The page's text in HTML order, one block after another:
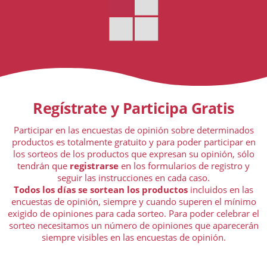
Regístrate y Participa Gratis
Participar en las encuestas de opinión sobre determinados
productos es totalmente gratuito y para poder participar en
los sorteos de los productos que expresan su opinión, sólo
tendrán que registrarse en los formularios de registro y
seguir las instrucciones en cada caso.
Todos los días se sortean los productos incluidos en las
encuestas de opinión, siempre y cuando superen el mínimo
exigido de opiniones para cada sorteo. Para poder celebrar el
sorteo necesitamos un número de opiniones que aparecerán
siempre visibles en las encuestas de opinión.